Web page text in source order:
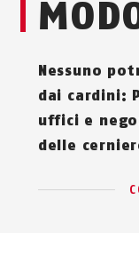
Nessuno
dai cardini:
uffici e
delle